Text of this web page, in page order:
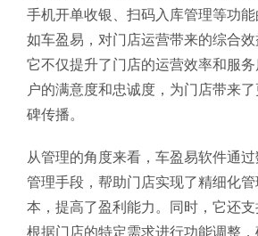
手机开单收银、扫码入库管理等功能
如车盈易，对门店运营带来的综合效
它不仅提升了门店的运营效率和服
户的满意度和忠诚度，为门店带来
碑传播。
从管理的角度来看，车盈易软件通
管理手段，帮助门店实现了精细化
本，提高了盈利能力。同时，它还
根据门店的特定需求进行功能调整